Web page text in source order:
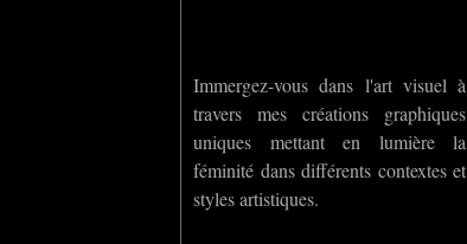
Immergez-vous dans l'art visuel à
travers mes créations graphiques
uniques mettant en lumière la
féminité dans différents contextes et
styles artistiques.